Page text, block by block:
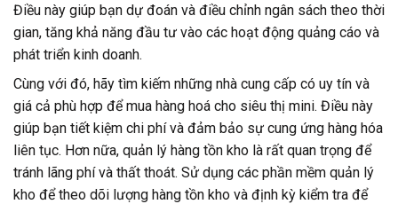
Điều này giúp bạn dự đoán và điều chỉnh ngân sách theo thời
gian, tăng khả năng đầu tư vào các hoạt động quảng cáo và
phát triển kinh doanh.
Cùng với đó, hãy tìm kiếm những nhà cung cấp có uy tín và
giá cả phù hợp để mua hàng hoá cho siêu thị mini. Điều này
giúp bạn tiết kiệm chi phí và đảm bảo sự cung ứng hàng hóa
liên tục. Hơn nữa, quản lý hàng tồn kho là rất quan trọng để
tránh lãng phí và thất thoát. Sử dụng các phần mềm quản lý
kho để theo dõi lượng hàng tồn kho và định kỳ kiểm tra để